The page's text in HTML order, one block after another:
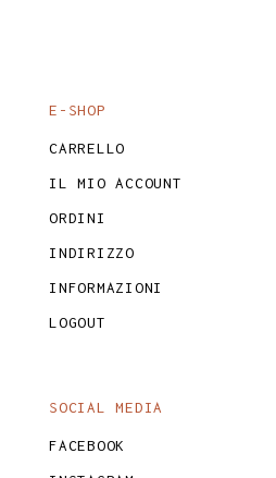
E-SHOP
CARRELLO
IL MIO ACCOUNT
ORDINI
INDIRIZZO
INFORMAZIONI
LOGOUT
SOCIAL MEDIA
FACEBOOK